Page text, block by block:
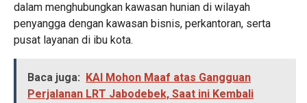
dalam menghubungkan kawasan hunian di wilayah
penyangga dengan kawasan bisnis, perkantoran, serta
pusat layanan di ibu kota.
Baca juga: KAI Mohon Maaf atas Gangguan
Perjalanan LRT Jabodebek, Saat ini Kembali